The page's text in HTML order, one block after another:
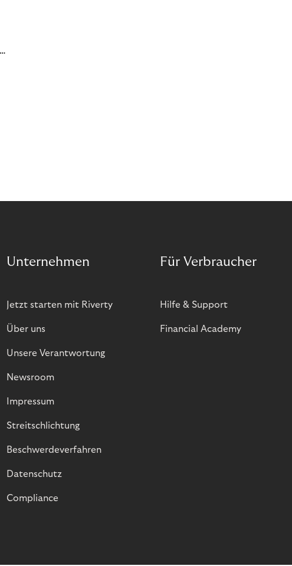
Unternehmen
Jetzt starten mit Riverty
Über uns
Unsere Verantwortung
Newsroom
Impressum
Streitschlichtung
Beschwerdeverfahren
Datenschutz
Compliance
Für Verbraucher
Hilfe & Support
Financial Academy